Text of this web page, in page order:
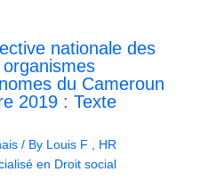
nationale des
du Cameroun
2019 : Texte
/ By Louis F , HR
en Droit social